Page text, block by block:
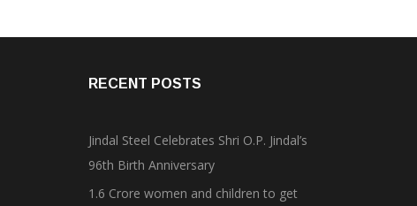
RECENT POSTS
Jindal Steel Celebrates Shri O.P. Jindal’s
96th Birth Anniversary
1.6 Crore women and children to get